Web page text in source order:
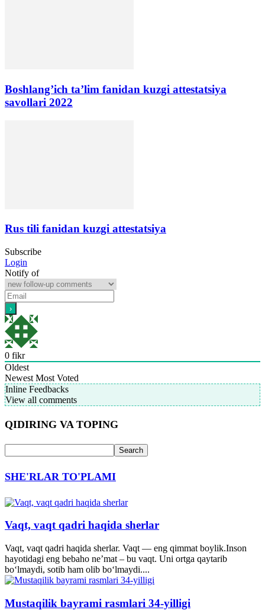
Boshlang’ich ta’lim fanidan kuzgi attestatsiya
savollari 2022
Rus tili fanidan kuzgi attestatsiya
Subscribe
Login
Notify of
0 fikr
Oldest
Newest Most Voted
Inline Feedbacks
View all comments
QIDIRING VA TOPING
SHE'RLAR TO'PLAMI
Vaqt, vaqt qadri haqida sherlar
Vaqt, vaqt qadri haqida sherlar. Vaqt — eng qimmat boylik.Inson
hayotidagi eng bebaho ne’mat – bu vaqt. Uni ortga qaytarib
bo‘lmaydi, sotib ham olib bo‘lmaydi....
Mustaqilik bayrami rasmlari 34-yilligi